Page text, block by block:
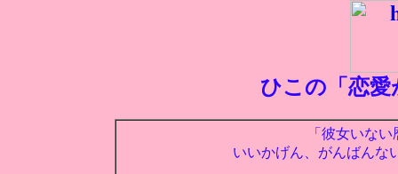
ひこの「恋
「彼女いな
いいかげん、がんばんな